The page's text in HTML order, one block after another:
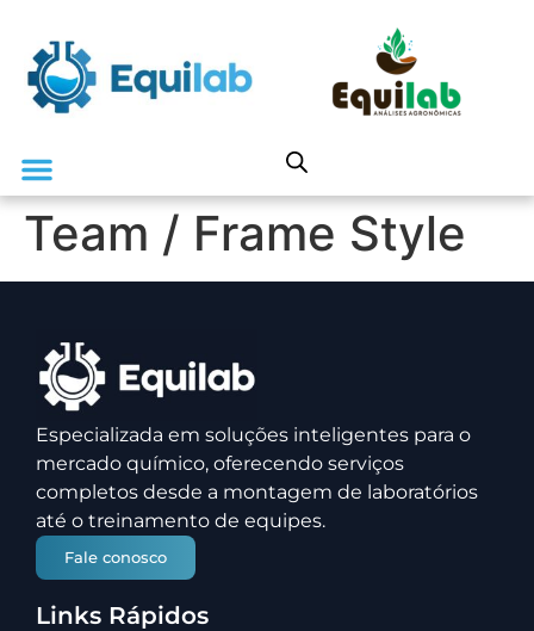
Team / Frame Style
Especializada em soluções inteligentes para o
mercado químico, oferecendo serviços
completos desde a montagem de laboratórios
até o treinamento de equipes.
Fale conosco
Links Rápidos